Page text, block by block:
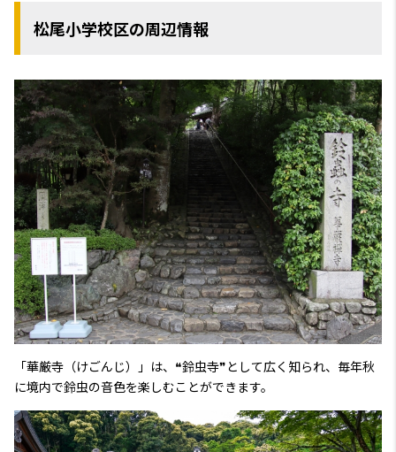
松尾小学校区の周辺情報
「華厳寺（けごんじ）」は、❝鈴虫寺❞として広く知られ、毎年秋
に境内で鈴虫の音色を楽しむことができます。